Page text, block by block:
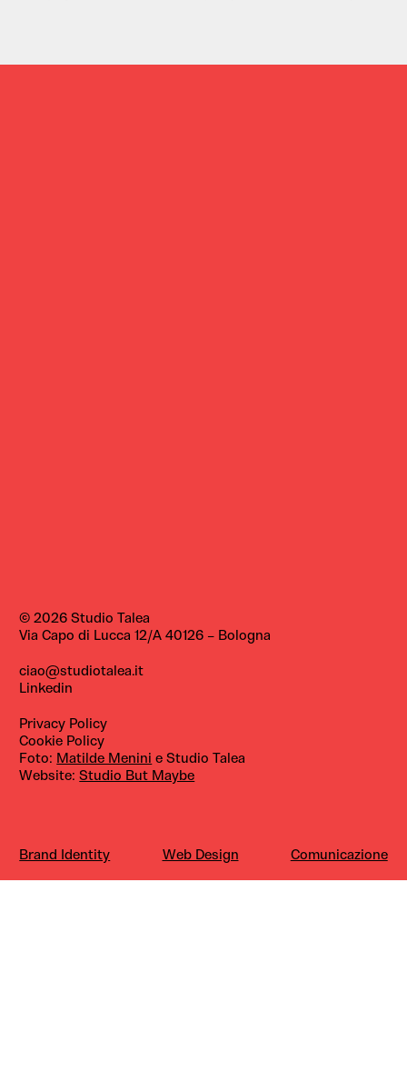
© 2026 Studio Talea
Via Capo di Lucca 12/A40126 – Bologna
ciao@studiotalea.it
Linkedin
Privacy Policy
Cookie Policy
Foto: Matilde Menini e Studio Talea
Website:Studio But Maybe
Brand Identity Web Design Comunicazione